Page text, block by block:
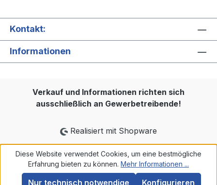
Kontakt:
Informationen
Verkauf und Informationen richten sich
ausschließlich an Gewerbetreibende!
Realisiert mit Shopware
Diese Website verwendet Cookies, um eine bestmögliche
Erfahrung bieten zu können. Mehr Informationen ...
Nur technisch notwendige Konfigurieren